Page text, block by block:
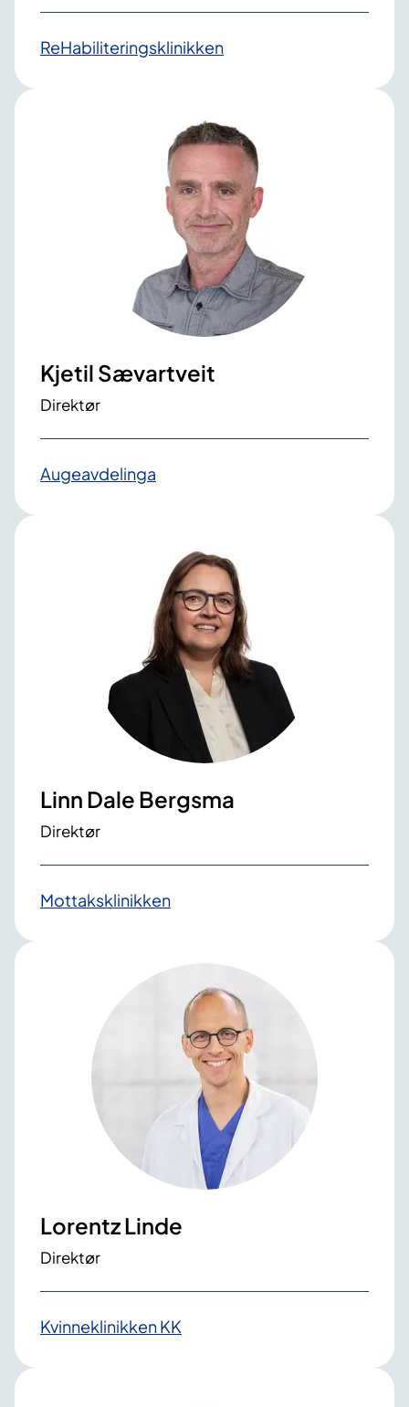
ReHabiliteringsklinikken
Kjetil Sævartveit
Direktør
Augeavdelinga
Linn Dale Bergsma
Direktør
Mottaksklinikken
Lorentz Linde
Direktør
Kvinneklinikken KK